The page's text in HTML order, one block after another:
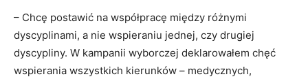
– Chcę postawić na współpracę między różnymi
dyscyplinami, a nie wspieraniu jednej, czy drugiej
dyscypliny. W kampanii wyborczej deklarowałem chęć
wspierania wszystkich kierunków – medycznych,